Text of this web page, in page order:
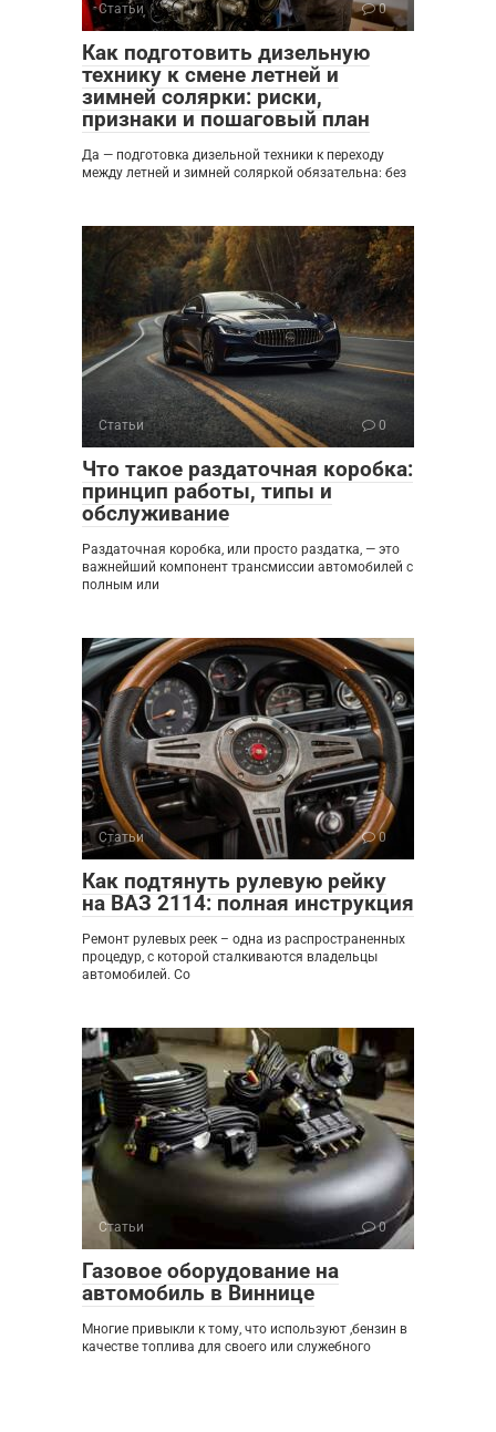
Статьи 0
Как подготовить дизельную
технику к смене летней и
зимней солярки: риски,
признаки и пошаговый план
Да — подготовка дизельной техники к переходу
между летней и зимней соляркой обязательна: без
Статьи 0
Что такое раздаточная коробка:
принцип работы, типы и
обслуживание
Раздаточная коробка, или просто раздатка, — это
важнейший компонент трансмиссии автомобилей с
полным или
Статьи 0
Как подтянуть рулевую рейку
на ВАЗ 2114: полная инструкция
Ремонт рулевых реек – одна из распространенных
процедур, с которой сталкиваются владельцы
автомобилей. Со
Статьи 0
Газовое оборудование на
автомобиль в Виннице
Многие привыкли к тому, что используют ,бензин в
качестве топлива для своего или служебного